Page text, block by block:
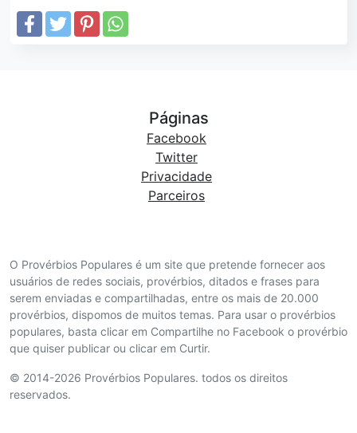
O Provérbios Populares é um site que pretende fornecer aos
usuários de redes sociais, provérbios, ditados e frases para
serem enviadas e compartilhadas, entre os mais de 20.000
provérbios, dispomos de muitos temas. Para usar o provérbios
populares, basta clicar em Compartilhe no Facebook o provérbio
que quiser publicar ou clicar em Curtir.
© 2014-2026 Provérbios Populares. todos os direitos
reservados.
Páginas
Facebook
Twitter
Privacidade
Parceiros